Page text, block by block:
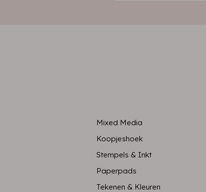
Mixed Media
Koopjeshoek
Stempels & Inkt
Paperpads
Tekenen & Kleuren